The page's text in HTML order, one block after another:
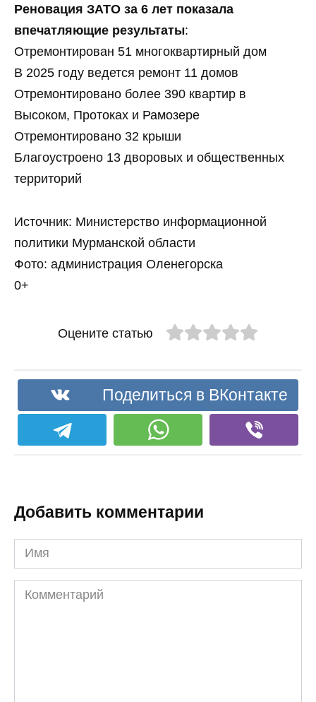
Реновация ЗАТО за 6 лет показала
впечатляющие результаты:
Отремонтирован 51 многоквартирный дом
В 2025 году ведется ремонт 11 домов
Отремонтировано более 390 квартир в
Высоком, Протоках и Рамозере
Отремонтировано 32 крыши
Благоустроено 13 дворовых и общественных
территорий
Источник: Министерство информационной
политики Мурманской области
Фото: администрация Оленегорска
0+
Оцените статью
Поделиться в ВКонтакте
Добавить комментарии
Имя
Комментарий